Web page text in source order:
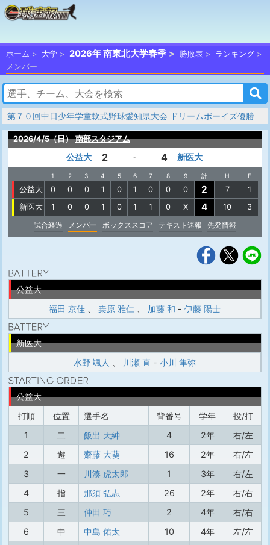
ホーム 大学 2026年 南東北大学春季 勝敗表
ランキング
メンバー
第７０回中日少年学童軟式野球愛知県大会 ドリームボーイズ優勝
2026/4/5（日） 南部スタジアム
公益大 2 - 4 新医大
1 2 3 4 5 6 7 8 9 計 H E
公益大 0 0 0 1 0 1 0 0 0 2 7
1
新医大
1 0 0 1 0 1 1 0 X 4 10
3
試合経過
メンバー ボックススコア テキスト速報 先発情報
公益大
福田 京佳
桒原 雅仁 加藤 和 - 伊藤 陽士
新医大
水野 颯人
川瀬 直 - 小川 隼弥
公益大
打順
位置 選手名 背番号 学年
投/打
1
二 飯出 天紳 4 2年
右/左
2
遊 齋藤 大葵 16 2年
右/左
3
一 川湊 虎太郎 1 3年
右/左
4
指 那須 弘志 26 2年
右/右
5
三 仲田 巧 2 4年
右/右
6
中 中島 佑太 10 4年
左/左